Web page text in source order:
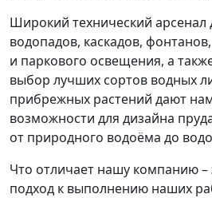
Широкий технический арсенал
водопадов, каскадов,
и паркового освещения, а
выбор лучших сортов водных
прибрежных растений дают
возможности для дизайна
от природного водоёма до
Что отличает нашу компанию –
подход к выполнению наших